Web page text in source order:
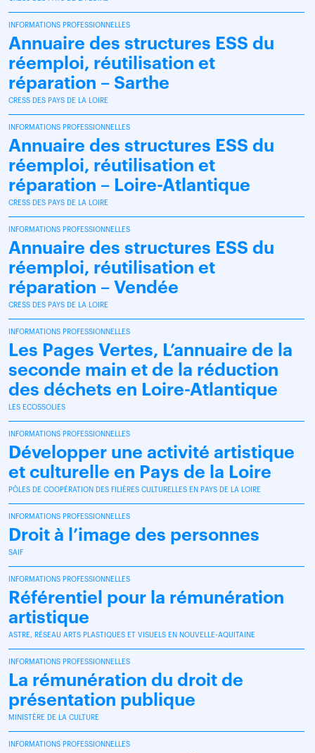
INFORMATIONS PROFESSIONNELLES
Annuaire des structures ESS du
réemploi, réutilisation et
réparation – Sarthe
CRESS DES PAYS DE LA LOIRE
INFORMATIONS PROFESSIONNELLES
Annuaire des structures ESS du
réemploi, réutilisation et
réparation – Loire-Atlantique
CRESS DES PAYS DE LA LOIRE
INFORMATIONS PROFESSIONNELLES
Annuaire des structures ESS du
réemploi, réutilisation et
réparation – Vendée
CRESS DES PAYS DE LA LOIRE
INFORMATIONS PROFESSIONNELLES
Les Pages Vertes, L’annuaire de la
seconde main et de la réduction
des déchets en Loire-Atlantique
LES ECOSSOLIES
INFORMATIONS PROFESSIONNELLES
Développer une activité artistique
et culturelle en Pays de la Loire
PÔLES DE COOPÉRATION DES FILIÈRES CULTURELLES EN PAYS DE LA LOIRE
INFORMATIONS PROFESSIONNELLES
Droit à l’image des personnes
SAIF
INFORMATIONS PROFESSIONNELLES
Référentiel pour la rémunération
artistique
ASTRE, RÉSEAU ARTS PLASTIQUES ET VISUELS EN NOUVELLE-AQUITAINE
INFORMATIONS PROFESSIONNELLES
La rémunération du droit de
présentation publique
MINISTÈRE DE LA CULTURE
INFORMATIONS PROFESSIONNELLES